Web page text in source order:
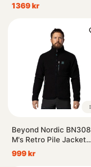
1369 kr
Beyond Nordic BN308
M's Retro Pile Jacket
Black Midnight
999 kr